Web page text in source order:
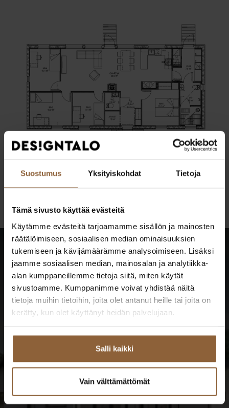
Suostumus Yksityiskohdat Tietoja
Tämä sivusto käyttää evästeitä
Käytämme evästeitä tarjoamamme sisällön ja mainosten
räätälöimiseen, sosiaalisen median ominaisuuksien
tukemiseen ja kävijämäärämme analysoimiseen. Lisäksi
jaamme sosiaalisen median, mainosalan ja analytiikka-
alan kumppaneillemme tietoja siitä, miten käytät
sivustoamme. Kumppanimme voivat yhdistää näitä
tietoja muihin tietoihin, joita olet antanut heille tai joita on
kerätty, kun olet käyttänyt heidän palvelujaan.
Salli kaikki
Vain välttämättömät
mallinnuskuva on visualisointi, ei esiteltävän talon kuva.
Katso kaikki tulevat
taloesittelyt
TUTUSTU TALOESITTELYIHIN